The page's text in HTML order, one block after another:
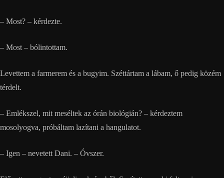
– Most? – kérdezte.
– Most – bólintottam.
Levettem a farmerem és a bugyim. Széttártam a lábam, ő pedig közém
térdelt.
– Emlékszel, mit meséltek az órán biológián? – kérdeztem
mosolyogva, próbáltam lazítani a hangulatot.
– Igen – nevetett Dani. – Óvszer.